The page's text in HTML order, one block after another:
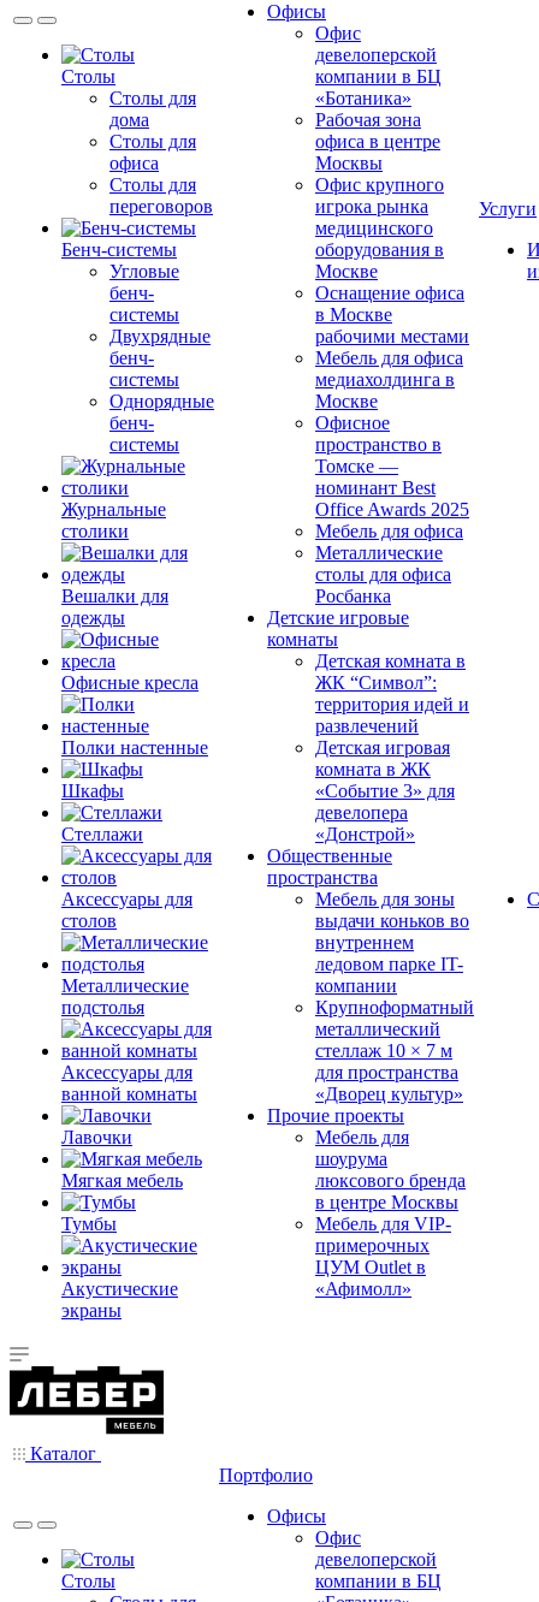
Столы
Столы для
дома
Столы для
офиса
Столы для
переговоров
Бенч-системы
Угловые
бенч-
системы
Двухрядные
бенч-
системы
Однорядные
бенч-
системы
Журнальные
столики
Вешалки для
одежды
Офисные кресла
Полки настенные
Шкафы
Стеллажи
Аксессуары для
столов
Металлические
подстолья
Аксессуары для
ванной комнаты
Лавочки
Мягкая мебель
Тумбы
Акустические
экраны
Офисы
Офис
девелоперской
компании в БЦ
«Ботаника»
Рабочая зона
офиса в центре
Москвы
Офис крупного
игрока рынка
медицинского
оборудования в
Москве
Оснащение офиса
в Москве
рабочими местами
Мебель для офиса
медиахолдинга в
Москве
Офисное
пространство в
Томске —
номинант Best
Office Awards 2025
Мебель для офиса
Металлические
столы для офиса
Росбанка
Детские игровые
комнаты
Детская комната в
ЖК “Символ”:
территория идей и
развлечений
Детская игровая
комната в ЖК
«Событие 3» для
девелопера
«Донстрой»
Общественные
пространства
Мебель для зоны
выдачи коньков во
внутреннем
ледовом парке IT-
компании
Крупноформатный
металлический
стеллаж 10 × 7 м
для пространства
«Дворец культур»
Прочие проекты
Мебель для
шоурума
люксового бренда
в центре Москвы
Мебель для VIP-
примерочных
ЦУМ Outlet в
«Афимолл»
Услуги
Каталог
Столы
Портфолио
Офисы
Офис
девелоперской
компании в БЦ